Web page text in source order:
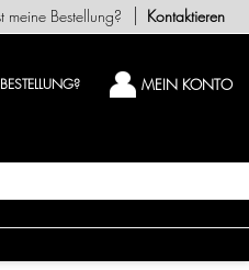
meine Bestellung? Kontaktieren
MEIN KONTO